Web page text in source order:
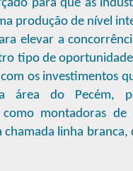
para que as
produção de nível
elevar a
tipo de
os investimentos
área do Pecém,
como montadoras de
chamada linha branca,